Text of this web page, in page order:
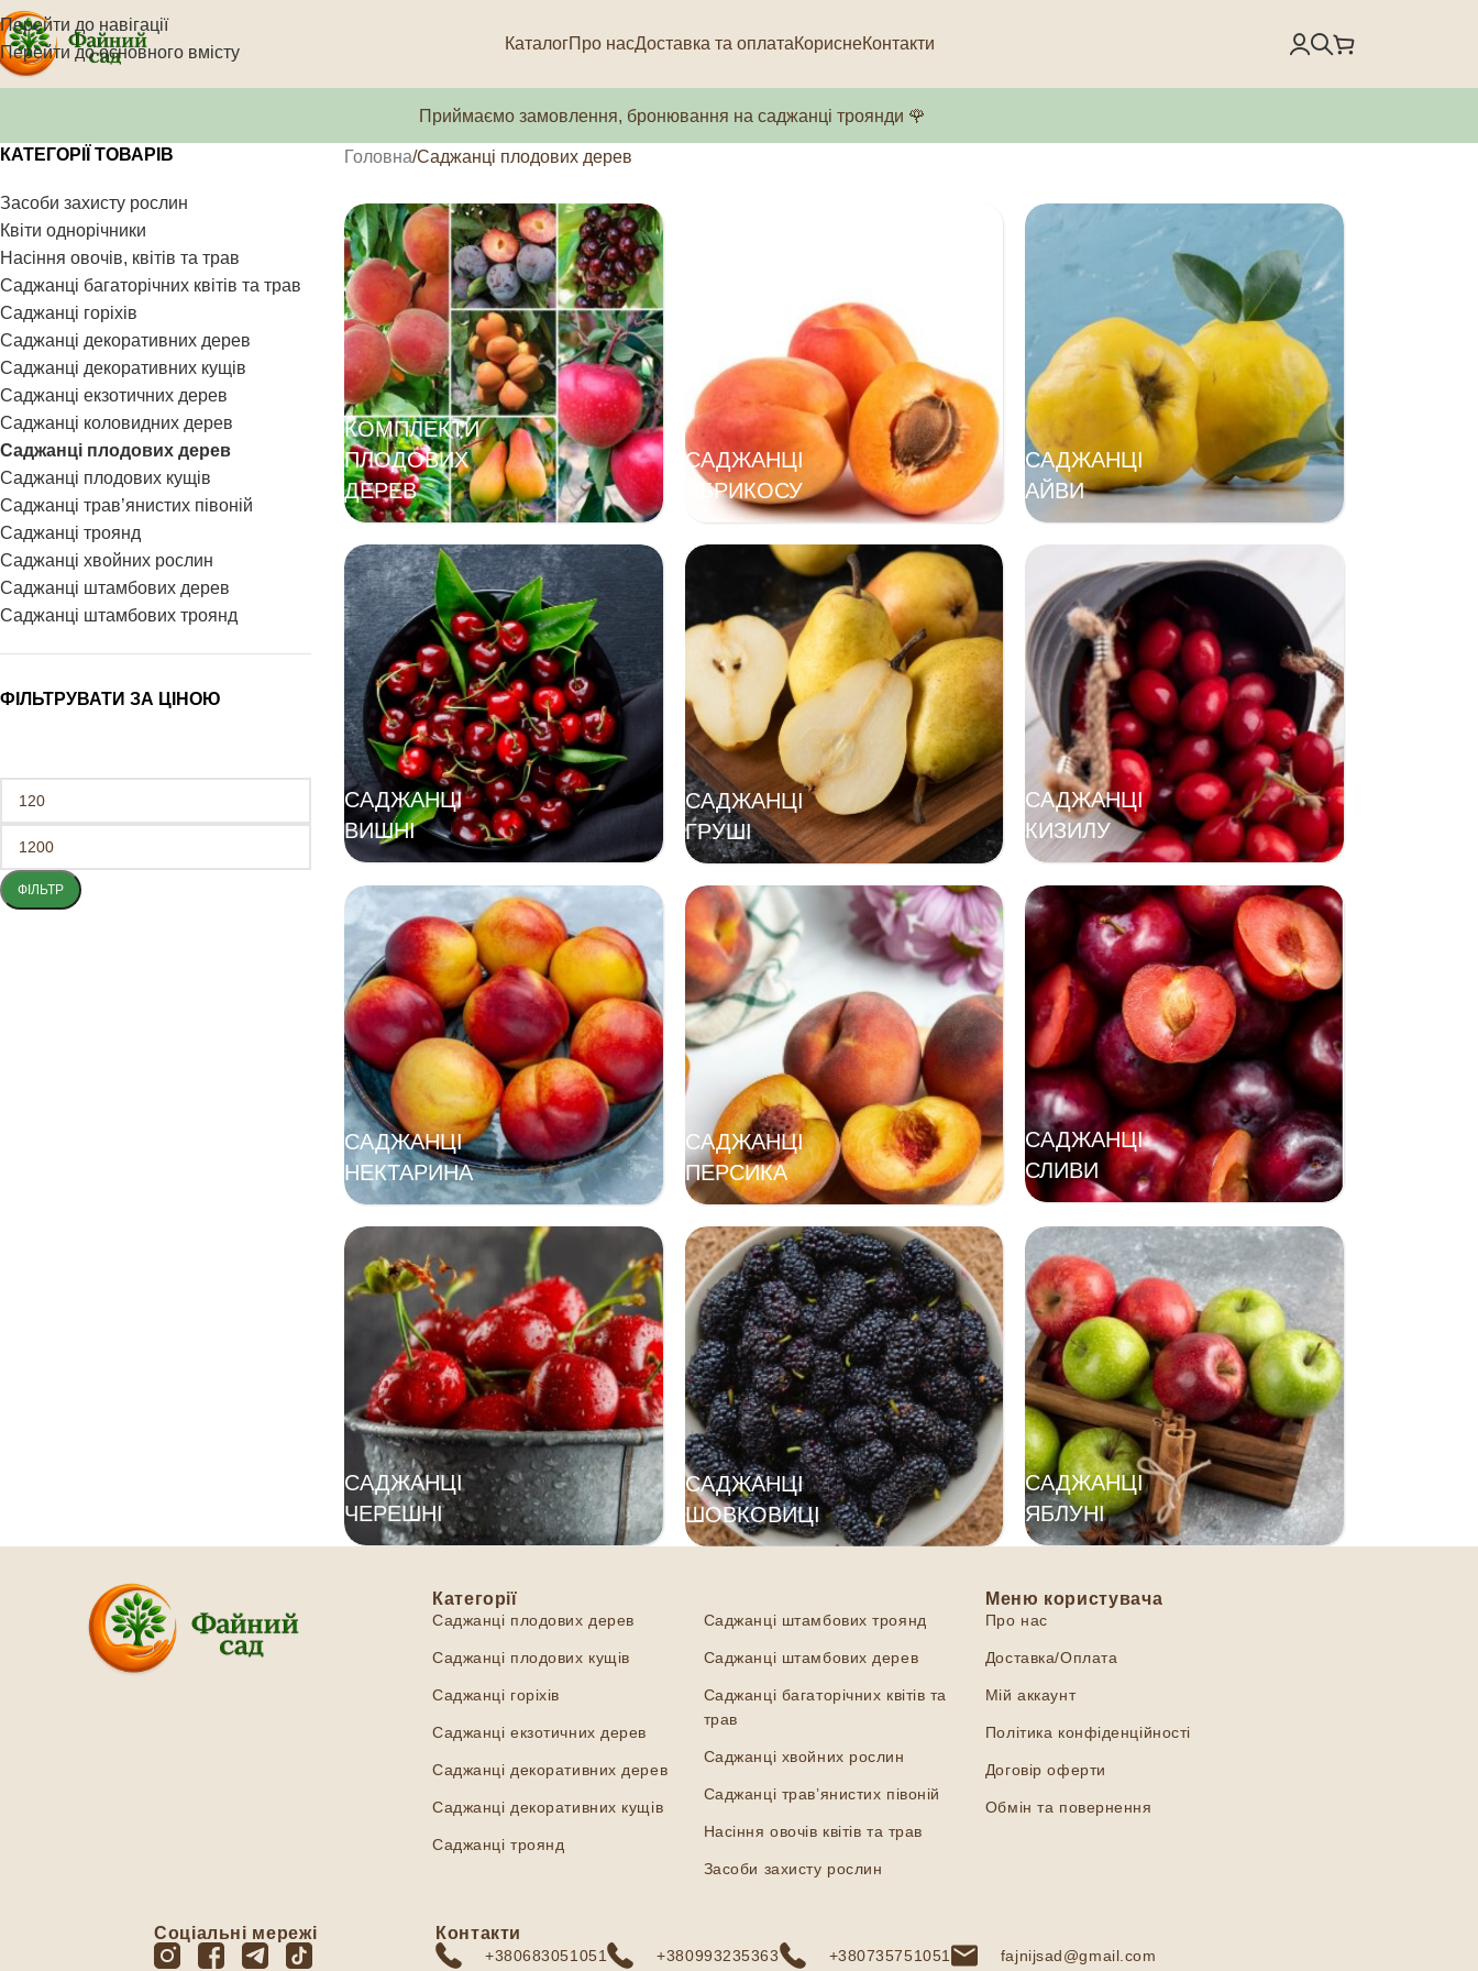
Перейти до навігації
Перейти до основного вмісту
КаталогПро насДоставка та оплатаКориснеКонтакти
Приймаємо замовлення, бронювання на саджанці троянди 🌹
КАТЕГОРІЇ ТОВАРІВ
Засоби захисту рослин
Квіти однорічники
Насіння овочів, квітів та трав
Саджанці багаторічних квітів та трав
Саджанці горіхів
Саджанці декоративних дерев
Саджанці декоративних кущів
Саджанці екзотичних дерев
Саджанці коловидних дерев
Саджанці плодових дерев
Саджанці плодових кущів
Саджанці трав’янистих півоній
Саджанці троянд
Саджанці хвойних рослин
Саджанці штамбових дерев
Саджанці штамбових троянд
ФІЛЬТРУВАТИ ЗА ЦІНОЮ
ФІЛЬТР
Головна Саджанці плодових дерев
КОМПЛЕКТИ
ПЛОДОВИХ
ДЕРЕВ
САДЖАНЦІ
АБРИКОСУ
САДЖАНЦІ
АЙВИ
САДЖАНЦІ
ВИШНІ
САДЖАНЦІ
ГРУШІ
САДЖАНЦІ
КИЗИЛУ
САДЖАНЦІ
НЕКТАРИНА
САДЖАНЦІ
ПЕРСИКА
САДЖАНЦІ
СЛИВИ
САДЖАНЦІ
ЧЕРЕШНІ
САДЖАНЦІ
ШОВКОВИЦІ
САДЖАНЦІ
ЯБЛУНІ
Категорії
Саджанці плодових дерев
Саджанці плодових кущів
Саджанці горіхів
Саджанці екзотичних дерев
Саджанці декоративних дерев
Саджанці декоративних кущів
Саджанці троянд
Саджанці штамбових троянд
Саджанці штамбових дерев
Саджанці багаторічних квітів та
трав
Саджанці хвойних рослин
Саджанці трав’янистих півоній
Насіння овочів квітів та трав
Засоби захисту рослин
Меню користувача
Про нас
Доставка/Оплата
Мій аккаунт
Політика конфіденційності
Договір оферти
Обмін та повернення
Соціальні мережі Контакти
+380683051051 +380993235363 +380735751051 fajnijsad@gmail.com